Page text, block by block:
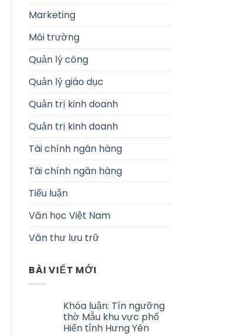
Marketing
Môi trường
Quản lý công
Quản lý giáo dục
Quản trị kinh doanh
Quản trị kinh doanh
Tài chính ngân hàng
Tài chính ngân hàng
Tiểu luận
Văn học Việt Nam
Văn thư lưu trữ
BÀI VIẾT MỚI
Khóa luận: Tín ngưỡng
thờ Mẫu khu vực phố
Hiến tỉnh Hưng Yên